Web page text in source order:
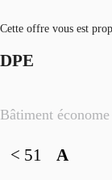
Cette offre vous est
DPE
Bâtiment économe
A
< 51